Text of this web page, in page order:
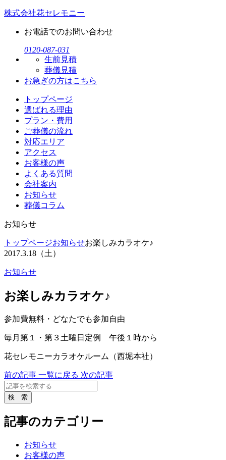
株式会社花セレモニー
お電話でのお問い合わせ
0120-087-031
生前見積
葬儀見積
お急ぎの方はこちら
トップページ
選ばれる理由
プラン・費用
ご葬儀の流れ
対応エリア
アクセス
お客様の声
よくある質問
会社案内
お知らせ
葬儀コラム
お知らせ
トップページお知らせお楽しみカラオケ♪
2017.3.18（土）
お知らせ
お楽しみカラオケ♪
参加費無料・どなたでも参加自由
毎月第１・第３土曜日定例 午後１時から
花セレモニーカラオケルーム（西堀本社）
前の記事 一覧に戻る 次の記事
記事のカテゴリー
お知らせ
お客様の声